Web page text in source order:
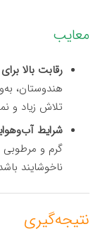
معایب
رقابت بالا
تلاش زیاد و
شرایط
گرم و
ناخوشایند
نتیجه‌گیری